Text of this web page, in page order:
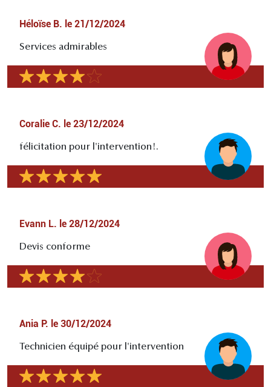
Héloïse B. le 21/12/2024
Services admirables
Coralie C. le 23/12/2024
félicitation pour l'intervention!.
Evann L. le 28/12/2024
Devis conforme
Ania P. le 30/12/2024
Technicien équipé pour l'intervention